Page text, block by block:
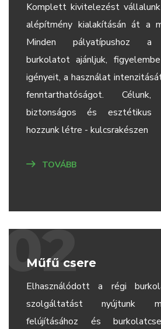
Komplett kivitelezést
alépítmény kialakításán át a
Minden pályatípushoz a
burkolatot ajánljuk,
igényeit, a használat
fenntarthatóságot.
biztonságos és esztétikus
hozzunk létre - kulcsrakészen
TOVÁBB
02
Műfű csere
Elhasználódott a régi
szolgáltatást nyújtunk
felújításához és